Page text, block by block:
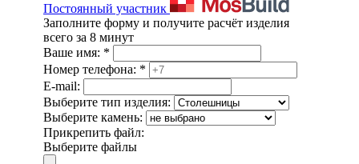
Постоянный участник
Заполните форму и получите расчёт изделия
всего за 8 минут
Ваше имя: *
Номер телефона: *
E-mail:
Выберите тип изделия:
Выберите камень:
Прикрепить файл:
Выберите файлы